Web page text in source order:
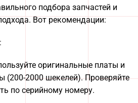
подбора запчастей и
Вот рекомендации:
:
оригинальные платы и
(200-2000 шекелей). Проверяйте
по серийному номеру.